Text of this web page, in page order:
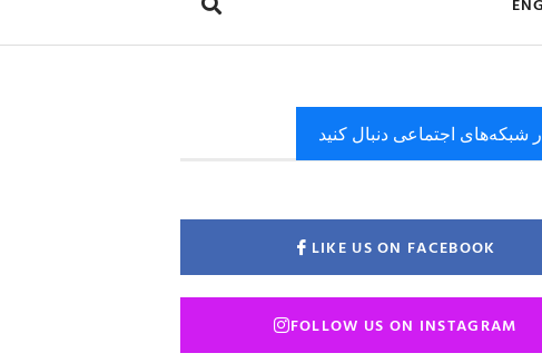
شبکه‌های اجتماعی دنبال کنید
LIKE US ON FACEBOOK
FOLLOW US ON INSTAGRAM